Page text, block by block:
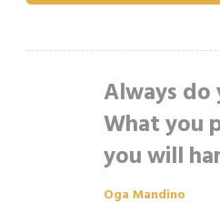
Always do
What you
you will
Oga Mandino